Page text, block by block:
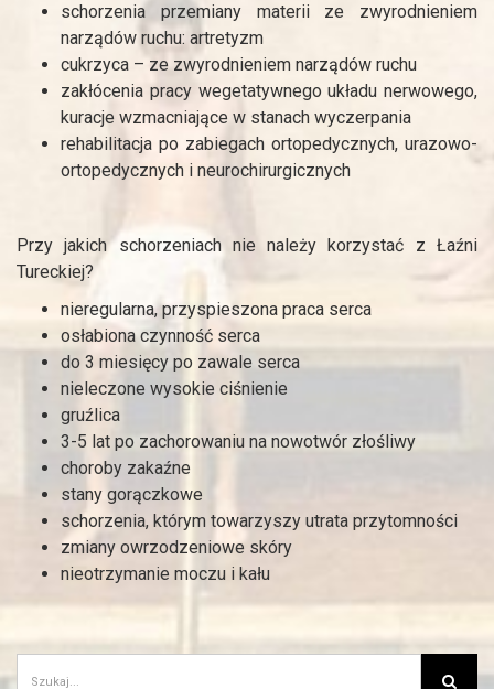
schorzenia przemiany materii ze zwyrodnieniem
narządów ruchu: artretyzm
cukrzyca – ze zwyrodnieniem narządów ruchu
zakłócenia pracy wegetatywnego układu nerwowego,
kuracje wzmacniające w stanach wyczerpania
rehabilitacja po zabiegach ortopedycznych, urazowo-
ortopedycznych i neurochirurgicznych
Przy jakich schorzeniach nie należy korzystać z Łaźni
Tureckiej?
nieregularna, przyspieszona praca serca
osłabiona czynność serca
do 3 miesięcy po zawale serca
nieleczone wysokie ciśnienie
gruźlica
3-5 lat po zachorowaniu na nowotwór złośliwy
choroby zakaźne
stany gorączkowe
schorzenia, którym towarzyszy utrata przytomności
zmiany owrzodzeniowe skóry
nieotrzymanie moczu i kału